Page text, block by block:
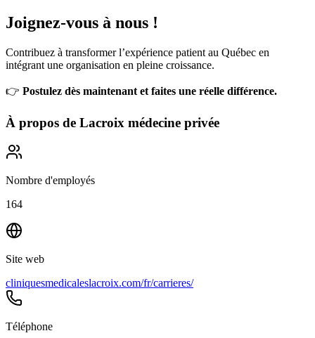
Joignez-vous à nous !
Contribuez à transformer l’expérience patient au Québec en
intégrant une organisation en pleine croissance.
👉 Postulez dès maintenant et faites une réelle différence.
À propos de Lacroix médecine privée
Nombre d'employés
164
Site web
cliniquesmedicaleslacroix.com/fr/carrieres/
Téléphone